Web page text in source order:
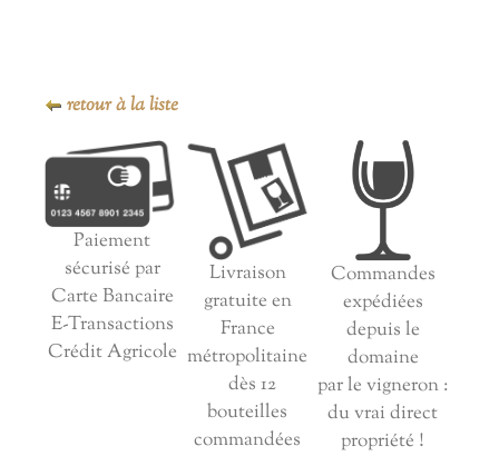
retour à la liste
Paiement
sécurisé par
Carte Bancaire
E-Transactions
Crédit Agricole
Livraison
gratuite en
France
métropolitaine
dès 12
bouteilles
commandées
Commandes
expédiées
depuis le
domaine
par le vigneron :
du vrai direct
propriété !